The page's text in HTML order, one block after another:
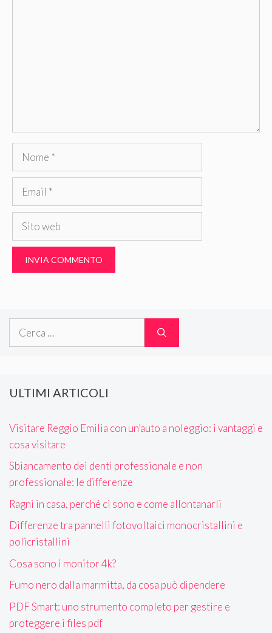
Nome
Email
Sito
Ricerca
ULTIMI ARTICOLI
Visitare Reggio Emilia con un’auto a noleggio: i vantaggi e
cosa visitare
Sbiancamento dei denti professionale e non
professionale: le differenze
Ragni in casa, perché ci sono e come allontanarli
Differenze tra pannelli fotovoltaici monocristallini e
policristallini
Cosa sono i monitor 4k?
Fumo nero dalla marmitta, da cosa può dipendere
PDF Smart: uno strumento completo per gestire e
proteggere i files pdf